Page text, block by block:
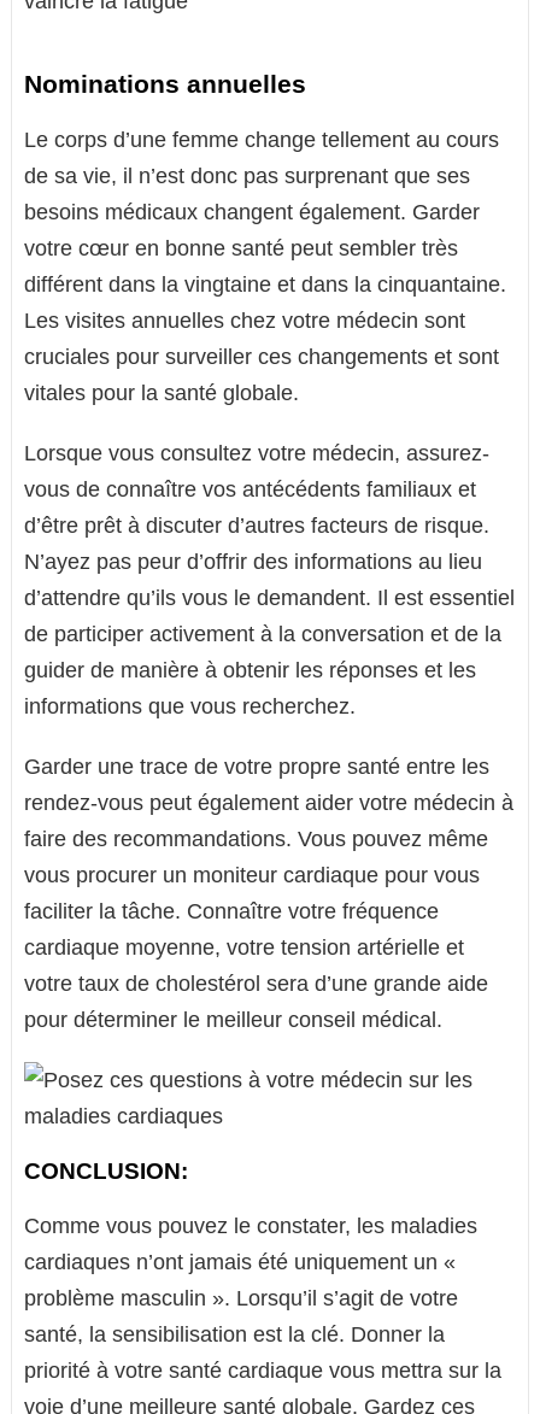
Nominations annuelles
Le corps d’une femme change tellement au cours
de sa vie, il n’est donc pas surprenant que ses
besoins médicaux changent également. Garder
votre cœur en bonne santé peut sembler très
différent dans la vingtaine et dans la cinquantaine.
Les visites annuelles chez votre médecin sont
cruciales pour surveiller ces changements et sont
vitales pour la santé globale.
Lorsque vous consultez votre médecin, assurez-
vous de connaître vos antécédents familiaux et
d’être prêt à discuter d’autres facteurs de risque.
N’ayez pas peur d’offrir des informations au lieu
d’attendre qu’ils vous le demandent. Il est essentiel
de participer activement à la conversation et de la
guider de manière à obtenir les réponses et les
informations que vous recherchez.
Garder une trace de votre propre santé entre les
rendez-vous peut également aider votre médecin à
faire des recommandations. Vous pouvez même
vous procurer un moniteur cardiaque pour vous
faciliter la tâche. Connaître votre fréquence
cardiaque moyenne, votre tension artérielle et
votre taux de cholestérol sera d’une grande aide
pour déterminer le meilleur conseil médical.
CONCLUSION:
Comme vous pouvez le constater, les maladies
cardiaques n’ont jamais été uniquement un «
problème masculin ». Lorsqu’il s’agit de votre
santé, la sensibilisation est la clé. Donner la
priorité à votre santé cardiaque vous mettra sur la
voie d’une meilleure santé globale. Gardez ces